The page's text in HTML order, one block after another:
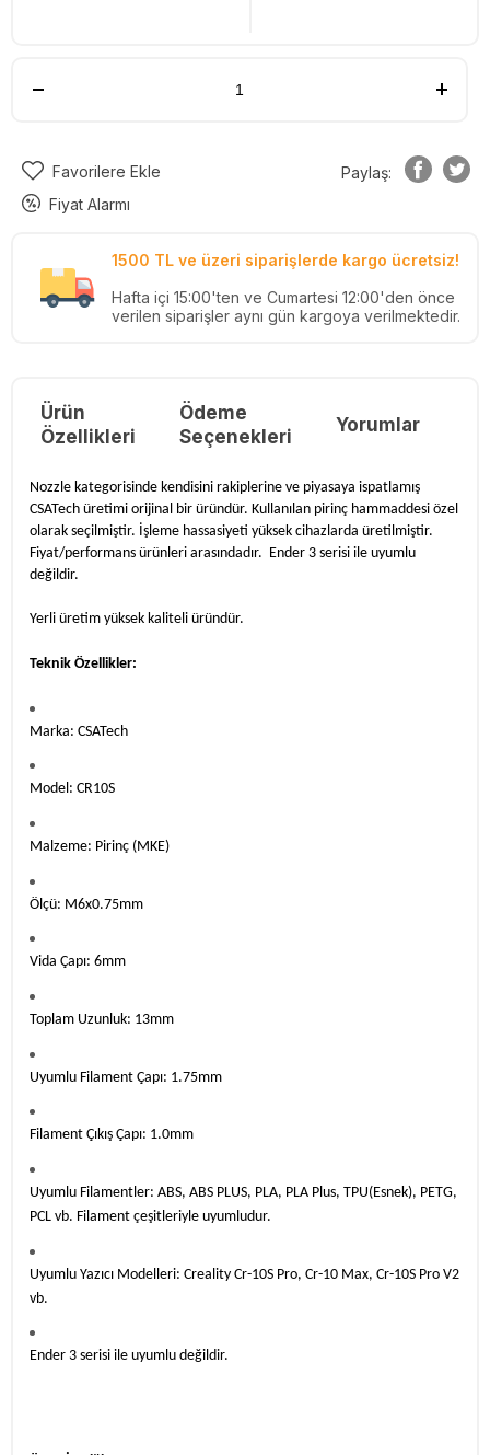
Favorilere Ekle
Fiyat Alarmı
Paylaş:
1500 TL ve üzeri siparişlerde kargo ücretsiz!
Hafta içi 15:00'ten ve Cumartesi 12:00'den önce
verilen siparişler aynı gün kargoya verilmektedir.
Ürün
Özellikleri
Ödeme
Seçenekleri
Yorumlar
Nozzle kategorisinde kendisini rakiplerine ve piyasaya ispatlamış
CSATech üretimi orijinal bir üründür. Kullanılan pirinç hammaddesi özel
olarak seçilmiştir. İşleme hassasiyeti yüksek cihazlarda üretilmiştir.
Fiyat/performans ürünleri arasındadır. Ender 3 serisi ile uyumlu
değildir.
Yerli üretim yüksek kaliteli üründür.
Teknik Özellikler:
Marka: CSATech
Model: CR10S
Malzeme: Pirinç (MKE)
Ölçü: M6x0.75mm
Vida Çapı: 6mm
Toplam Uzunluk: 13mm
Uyumlu Filament Çapı: 1.75mm
Filament Çıkış Çapı: 1.0mm
Uyumlu Filamentler: ABS, ABS PLUS, PLA, PLA Plus, TPU(Esnek), PETG,
PCL vb. Filament çeşitleriyle uyumludur.
Uyumlu Yazıcı Modelleri: Creality Cr-10S Pro, Cr-10 Max, Cr-10S Pro V2
vb.
Ender 3 serisi ile uyumlu değildir.